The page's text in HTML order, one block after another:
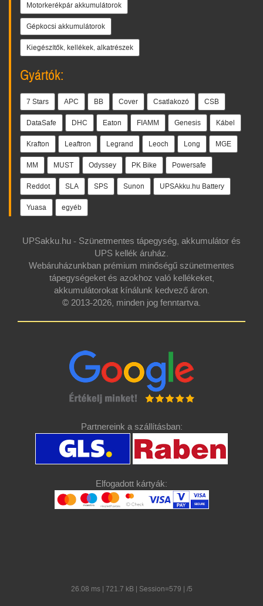
Motorkerékpár akkumulátorok
Gépkocsi akkumulátorok
Kiegészítők, kellékek, alkatrészek
Gyártók:
7 Stars APC BB Cover Csatlakozó CSB
DataSafe DHC Eaton FIAMM Genesis Kábel
Krafton Leaftron Legrand Leoch Long MGE
MM MUST Odyssey PK Bike Powersafe
Reddot SLA SPS Sunon UPSAkku.hu Battery
Yuasa egyéb
UPSakku.hu - Szünetmentes tápegység, akkumulátor és
UPS kellék áruház.
Webáruházunkban prémium minőségű szünetmentes
tápegységeket és azokhoz való kellékeket,
akkumulátorokat kínálunk kedvező áron.
© 2013-2026, minden jog fenntartva.
Partnereink a szállításban:
Elfogadott kártyák:
26.08 ms | 721.7 kB | Session=579 | /5